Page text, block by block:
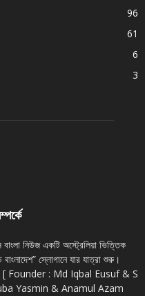
96
61
6
3
নিউজ একটি অস্ট্রেলিয়া ভিত্তিক
স্লোগানে যার যাত্রা শুরু।
[ Founder : Md Iqbal Eusuf & S
Yasmin & Anamul Azam